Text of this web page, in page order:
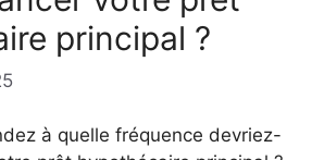
principal ?
à quelle fréquence devriez-